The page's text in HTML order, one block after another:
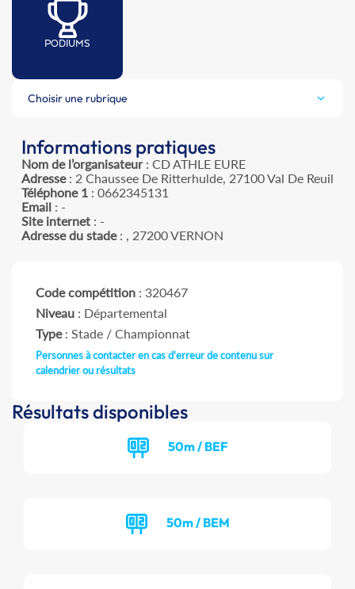
PODIUMS
Choisir une rubrique
Informations pratiques
Nom de l’organisateur: CD ATHLE EURE
Adresse: 2 Chaussee De Ritterhulde, 27100 Val De Reuil
Téléphone 1 : 0662345131
Email : -
Site internet : -
Adresse du stade: , 27200 VERNON
Code compétition : 320467
Niveau : Départemental
Type: Stade / Championnat
Personnes à contacter en cas d'erreur de contenu sur
calendrier ou résultats
Résultats disponibles
50m / BEF
50m / BEM